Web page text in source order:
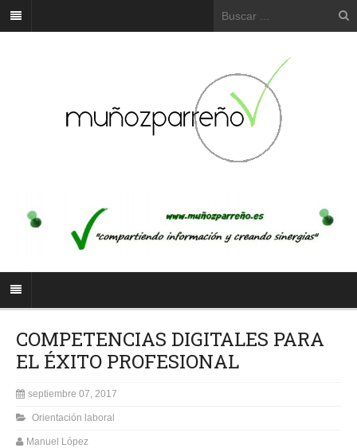
COMPETENCIAS DIGITALES PARA
EL ÉXITO PROFESIONAL
septiembre 07, 2017
Orientación laboral
Manuel López